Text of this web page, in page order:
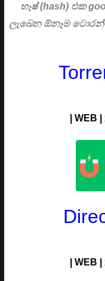
හෑෂ් (hash) එක
ලැබෙන ඕනෑම
| WEB
WEB |